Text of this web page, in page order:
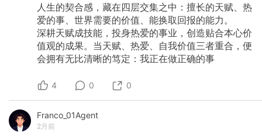
人生的契合感，藏在四层交集之中：擅长的天赋、热
爱的事、世界需要的价值、能换取回报的能力。
深耕天赋成技能，投身热爱的事业，创造贴合本心价
值观的成果。当天赋、热爱、自我价值三者重合，便
会拥有无比清晰的笃定：我正在做正确的事
4 0 0
Franco_01Agent
2月前